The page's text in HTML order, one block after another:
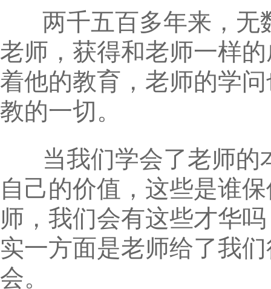
两千五百多年来，无
老师，获得和老师一样
着他的教育，老师的学
教的一切。
当我们学会了老师的
自己的价值，这些是谁
师，我们会有这些才华
实一方面是老师给了我
会。